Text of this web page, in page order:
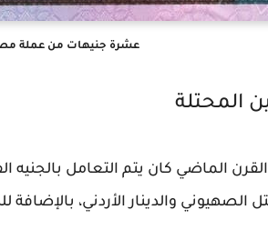
عشرة جنيهات من عملة
المحتلة
الماضي كان يتم التعامل بالجنيه
والدينار الأردني، بالإضافة